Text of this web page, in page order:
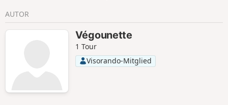
AUTOR
Végounette
1 Tour
Visorando-Mitglied